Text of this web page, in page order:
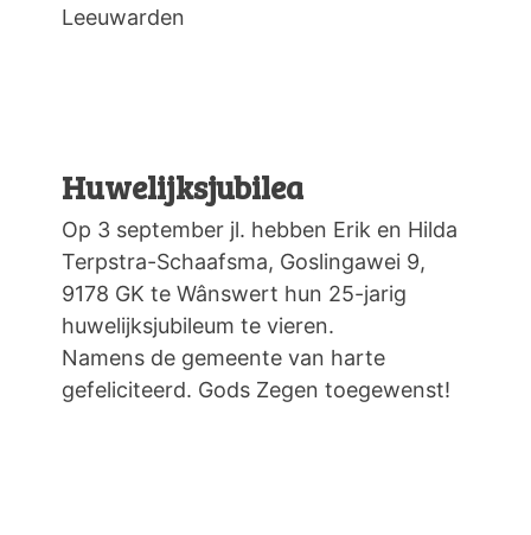
Leeuwarden
Huwelijksjubilea
Op 3 september jl. hebben Erik en Hilda
Terpstra-Schaafsma, Goslingawei 9,
9178 GK te Wânswert hun 25-jarig
huwelijksjubileum te vieren.
Namens de gemeente van harte
gefeliciteerd. Gods Zegen toegewenst!